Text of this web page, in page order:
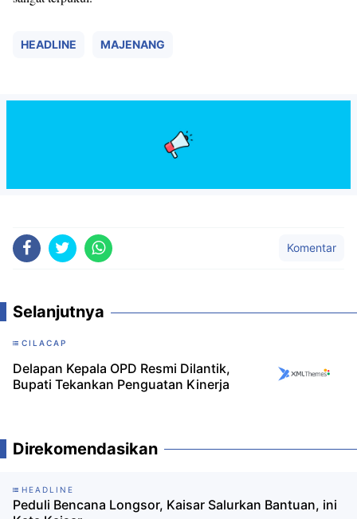
HEADLINE MAJENANG
Komentar
Selanjutnya
CILACAP
Delapan Kepala OPD Resmi Dilantik,
Bupati Tekankan Penguatan Kinerja
Direkomendasikan
HEADLINE
Peduli Bencana Longsor, Kaisar Salurkan Bantuan, ini